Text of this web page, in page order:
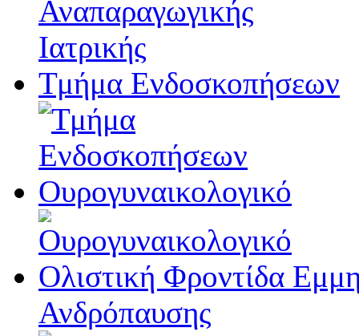
Τμήμα Ενδοσκοπήσεων
Ουρογυναικολογικό
Ολιστική Φροντίδα
Ανδρόπαυσης